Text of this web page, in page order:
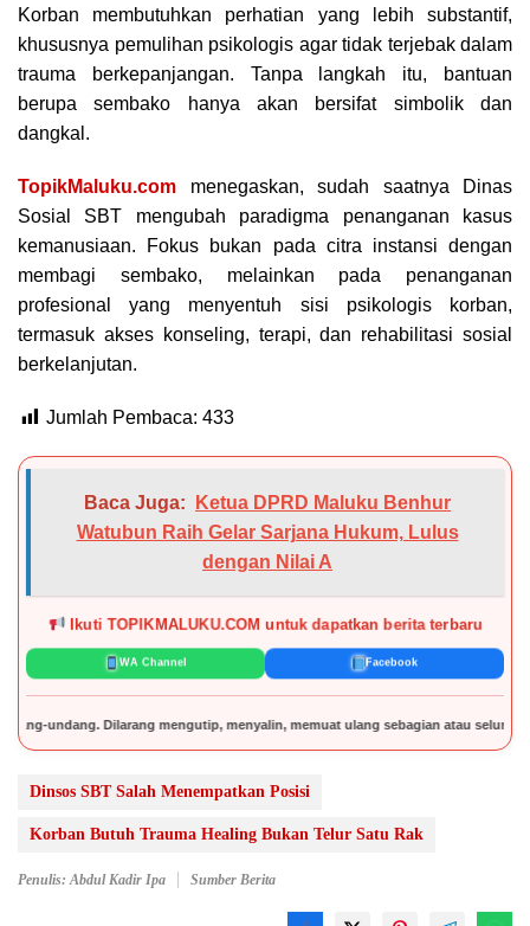
Korban membutuhkan perhatian yang lebih substantif,
khususnya pemulihan psikologis agar tidak terjebak dalam
trauma berkepanjangan. Tanpa langkah itu, bantuan
berupa sembako hanya akan bersifat simbolik dan
dangkal.
TopikMaluku.com menegaskan, sudah saatnya Dinas
Sosial SBT mengubah paradigma penanganan kasus
kemanusiaan. Fokus bukan pada citra instansi dengan
membagi sembako, melainkan pada penanganan
profesional yang menyentuh sisi psikologis korban,
termasuk akses konseling, terapi, dan rehabilitasi sosial
berkelanjutan.
Jumlah Pembaca: 433
Baca Juga:
Ketua DPRD Maluku Benhur
Watubun Raih Gelar Sarjana Hukum, Lulus
dengan Nilai A
Ikuti TOPIKMALUKU.COM untuk dapatkan berita terbaru
WA Channel Facebook
Dilarang mengutip, menyalin, memuat ulang sebagian atau seluruh isi
Dinsos SBT Salah Menempatkan Posisi
Korban Butuh Trauma Healing Bukan Telur Satu Rak
Penulis: Abdul Kadir Ipa Sumber Berita